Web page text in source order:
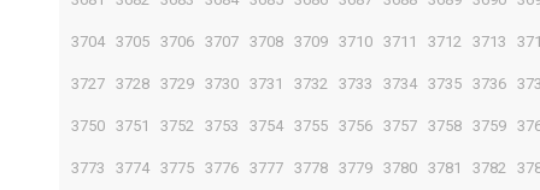
3704 3705 3706 3707 3708 3709 3710 3711 3712 3713
3727 3728 3729 3730 3731 3732 3733 3734 3735 3736
3750 3751 3752 3753 3754 3755 3756 3757 3758 3759
3773 3774 3775 3776 3777 3778 3779 3780 3781 3782